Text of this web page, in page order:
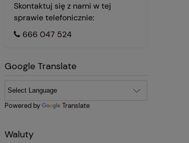
Skontaktuj się z nami w tej
sprawie telefonicznie:
666 047 524
Google Translate
Powered by Translate
Waluty